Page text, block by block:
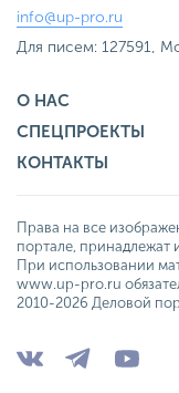
info@up-pro.ru
Для писем: 127591,
О НАС
СПЕЦПРОЕКТЫ
КОНТАКТЫ
Права на все
портале, принадлежат
При использовании
www.up-pro.ru
2010-2026 Деловой